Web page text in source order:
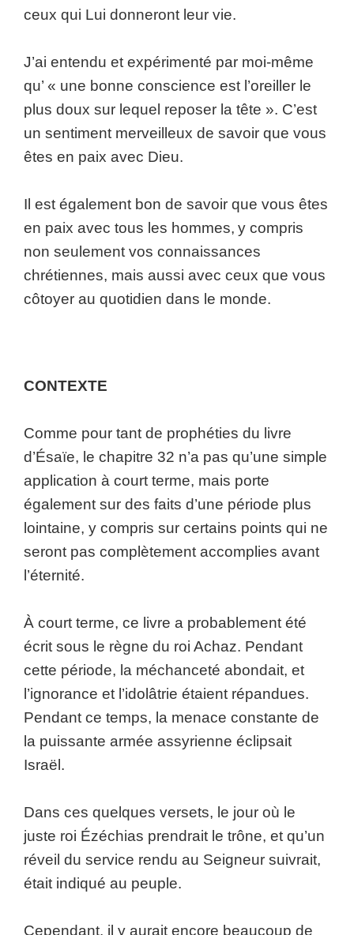
ceux qui Lui donneront leur vie.
J’ai entendu et expérimenté par moi-même
qu’ « une bonne conscience est l’oreiller le
plus doux sur lequel reposer la tête ». C’est
un sentiment merveilleux de savoir que vous
êtes en paix avec Dieu.
Il est également bon de savoir que vous êtes
en paix avec tous les hommes, y compris
non seulement vos connaissances
chrétiennes, mais aussi avec ceux que vous
côtoyer au quotidien dans le monde.
CONTEXTE
Comme pour tant de prophéties du livre
d’Ésaïe, le chapitre 32 n’a pas qu’une simple
application à court terme, mais porte
également sur des faits d’une période plus
lointaine, y compris sur certains points qui ne
seront pas complètement accomplies avant
l’éternité.
À court terme, ce livre a probablement été
écrit sous le règne du roi Achaz. Pendant
cette période, la méchanceté abondait, et
l’ignorance et l’idolâtrie étaient répandues.
Pendant ce temps, la menace constante de
la puissante armée assyrienne éclipsait
Israël.
Dans ces quelques versets, le jour où le
juste roi Ézéchias prendrait le trône, et qu’un
réveil du service rendu au Seigneur suivrait,
était indiqué au peuple.
Cependant, il y aurait encore beaucoup de